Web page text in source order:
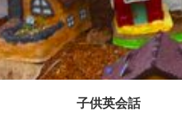
子供英会話